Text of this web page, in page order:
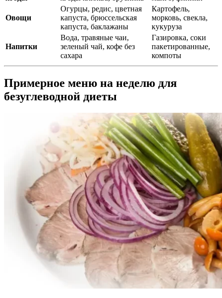
Овощи
Огурцы, редис, цветная
капуста, брюссельская
капуста, баклажаны
Картофель,
морковь, свекла,
кукуруза
Напитки
Вода, травяные чаи,
зеленый чай, кофе без
сахара
Газировка, соки
пакетированные,
компоты
Примерное меню на неделю для
безуглеводной диеты